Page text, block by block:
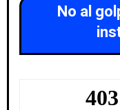
No al